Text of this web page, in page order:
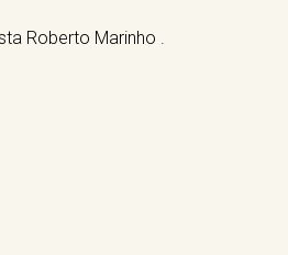
Roberto Marinho .